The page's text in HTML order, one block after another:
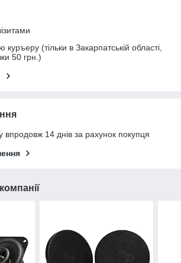
куръеру (тільки в Закарпатській області,
50 грн.)
впродовж 14 днів за рахунок покупця